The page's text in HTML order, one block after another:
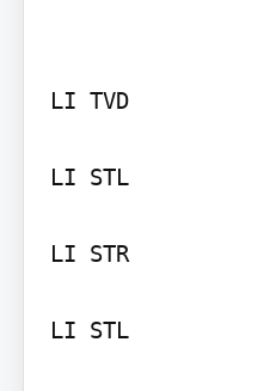
LI TVD
LI STL
LI STR
LI STL